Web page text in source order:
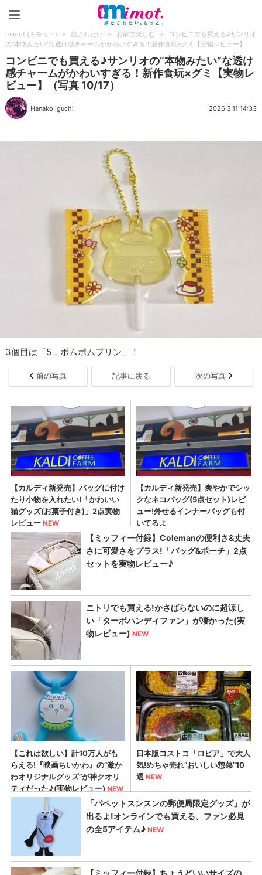
mimot.(ミモット) > 癒されたい > お家で楽しむ >
コンビニでも買える♪サンリオ
の“本物みたい”な透け感チャームがかわいすぎる！新作食玩×グミ【実物レビュー】
コンビニでも買える♪サンリオの“本物みたい”な透け
感チャームがかわいすぎる！新作食玩×グミ【実物レ
ビュー】（写真 10/17）
Hanako Iguchi 2026.3.11 14:33
3個目は「5．ポムポムプリン」！
前の写真 記事に戻る 次の写真